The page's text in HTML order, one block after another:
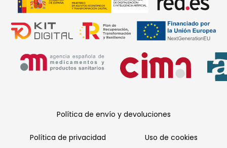
Política de envío y devoluciones
Política de privacidad Uso de cookies